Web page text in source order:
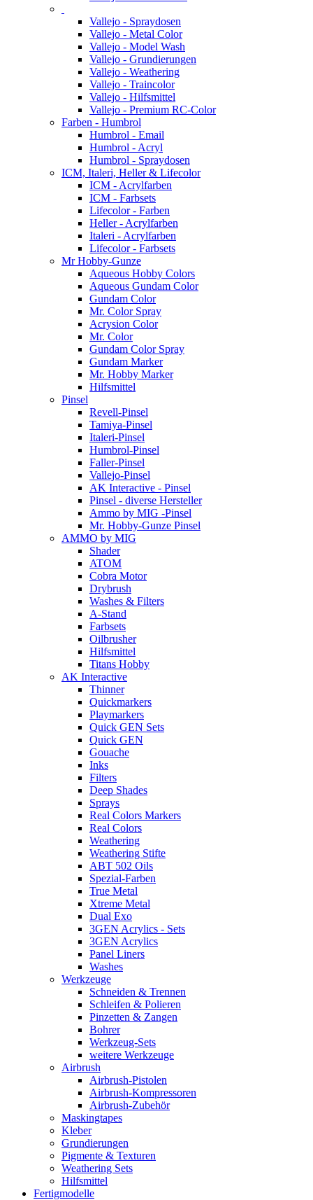
Vallejo - Spraydosen
Vallejo - Metal Color
Vallejo - Model Wash
Vallejo - Grundierungen
Vallejo - Weathering
Vallejo - Traincolor
Vallejo - Hilfsmittel
Vallejo - Premium RC-Color
Farben - Humbrol
Humbrol - Email
Humbrol - Acryl
Humbrol - Spraydosen
ICM, Italeri, Heller & Lifecolor
ICM - Acrylfarben
ICM - Farbsets
Lifecolor - Farben
Heller - Acrylfarben
Italeri - Acrylfarben
Lifecolor - Farbsets
Mr Hobby-Gunze
Aqueous Hobby Colors
Aqueous Gundam Color
Gundam Color
Mr. Color Spray
Acrysion Color
Mr. Color
Gundam Color Spray
Gundam Marker
Mr. Hobby Marker
Hilfsmittel
Pinsel
Revell-Pinsel
Tamiya-Pinsel
Italeri-Pinsel
Humbrol-Pinsel
Faller-Pinsel
Vallejo-Pinsel
AK Interactive - Pinsel
Pinsel - diverse Hersteller
Ammo by MIG -Pinsel
Mr. Hobby-Gunze Pinsel
AMMO by MIG
Shader
ATOM
Cobra Motor
Drybrush
Washes & Filters
A-Stand
Farbsets
Oilbrusher
Hilfsmittel
Titans Hobby
AK Interactive
Thinner
Quickmarkers
Playmarkers
Quick GEN Sets
Quick GEN
Gouache
Inks
Filters
Deep Shades
Sprays
Real Colors Markers
Real Colors
Weathering
Weathering Stifte
ABT 502 Oils
Spezial-Farben
True Metal
Xtreme Metal
Dual Exo
3GEN Acrylics - Sets
3GEN Acrylics
Panel Liners
Washes
Werkzeuge
Schneiden & Trennen
Schleifen & Polieren
Pinzetten & Zangen
Bohrer
Werkzeug-Sets
weitere Werkzeuge
Airbrush
Airbrush-Pistolen
Airbrush-Kompressoren
Airbrush-Zubehör
Maskingtapes
Kleber
Grundierungen
Pigmente & Texturen
Weathering Sets
Hilfsmittel
Fertigmodelle